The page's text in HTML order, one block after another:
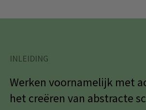
INLEIDING
Werken voornamelijk met
het creëren van abstracte